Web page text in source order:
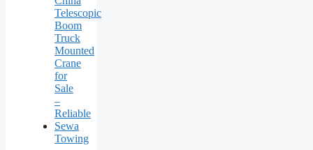
Telescopic
Boom
Truck
Mounted
Crane
for
Sale
–
Reliable
Sewa
Towing